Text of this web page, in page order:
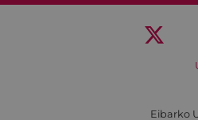
Eibarko